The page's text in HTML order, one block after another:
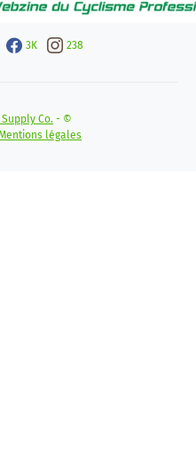
3K 238
Co. - ©
légales